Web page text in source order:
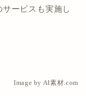
ービスも実施し
Image by AI素材.com